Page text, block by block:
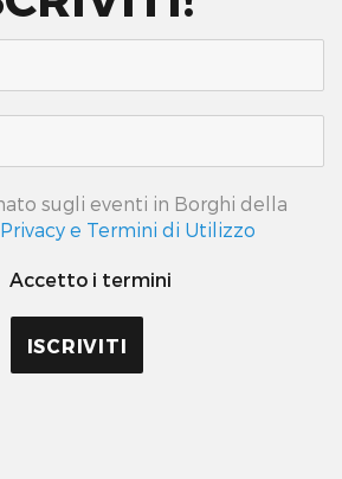
sugli eventi in Borghi della
Privacy e Termini di Utilizzo
Accetto i termini